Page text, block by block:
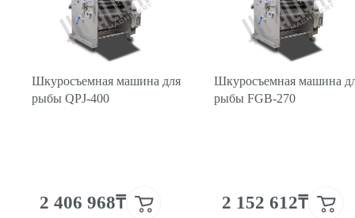
Шкуросъемная машина для
рыбы QPJ-400
2 406 968₸
Шкуросъемная машина
рыбы FGB-270
2 152 612₸